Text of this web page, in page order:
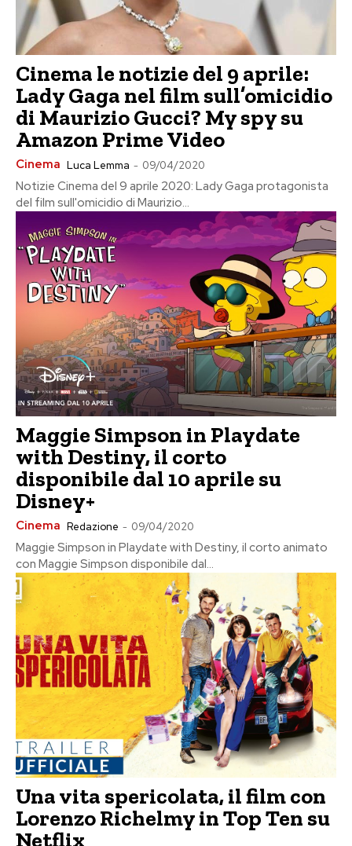
Cinema le notizie del 9 aprile:
Lady Gaga nel film sull’omicidio
di Maurizio Gucci? My spy su
Amazon Prime Video
Cinema Luca Lemma - 09/04/2020
Notizie Cinema del 9 aprile 2020: Lady Gaga protagonista
del film sull'omicidio di Maurizio...
Maggie Simpson in Playdate
with Destiny, il corto
disponibile dal 10 aprile su
Disney+
Cinema Redazione - 09/04/2020
Maggie Simpson in Playdate with Destiny, il corto animato
con Maggie Simpson disponibile dal...
Una vita spericolata, il film con
Lorenzo Richelmy in Top Ten su
Netflix